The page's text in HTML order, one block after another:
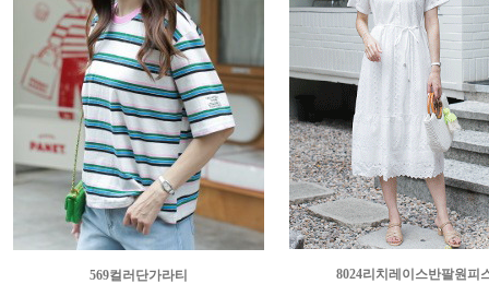
569컬러단가라티
8024리치레이스반팔원피